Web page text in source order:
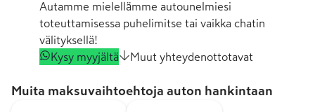
Autamme mielellämme autounelmiesi
toteuttamisessa puhelimitse tai vaikka chatin
välityksellä!
Kysy myyjältä
Muut yhteydenottotavat
Muita maksuvaihtoehtoja auton hankintaan